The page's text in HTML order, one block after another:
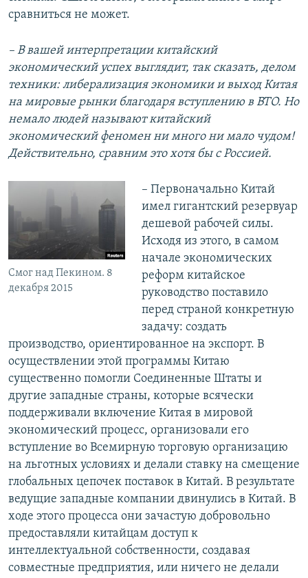
сравниться не может.
– В вашей интерпретации китайский
экономический успех выглядит, так сказать, делом
техники: либерализация экономики и выход Китая
на мировые рынки благодаря вступлению в ВТО. Но
немало людей называют китайский
экономический феномен ни много ни мало чудом!
Действительно, сравним это хотя бы с Россией.
Смог над Пекином. 8
декабря 2015
– Первоначально Китай
имел гигантский резервуар
дешевой рабочей силы.
Исходя из этого, в самом
начале экономических
реформ китайское
руководство поставило
перед страной конкретную
задачу: создать
производство, ориентированное на экспорт. В
осуществлении этой программы Китаю
существенно помогли Соединенные Штаты и
другие западные страны, которые всячески
поддерживали включение Китая в мировой
экономический процесс, организовали его
вступление во Всемирную торговую организацию
на льготных условиях и делали ставку на смещение
глобальных цепочек поставок в Китай. В результате
ведущие западные компании двинулись в Китай. В
ходе этого процесса они зачастую добровольно
предоставляли китайцам доступ к
интеллектуальной собственности, создавая
совместные предприятия, или ничего не делали